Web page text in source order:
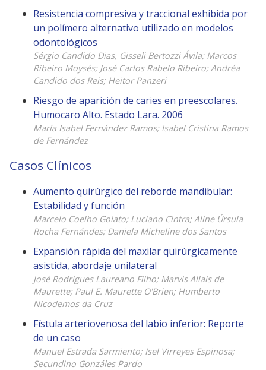
Resistencia compresiva y traccional exhibida por
un polímero alternativo utilizado en modelos
odontológicos
Sérgio Candido Dias, Gisseli Bertozzi Ávila; Marcos
Ribeiro Moysés; José Carlos Rabelo Ribeiro; Andréa
Candido dos Reis; Heitor Panzeri
Riesgo de aparición de caries en preescolares.
Humocaro Alto. Estado Lara. 2006
María Isabel Fernández Ramos; Isabel Cristina Ramos
de Fernández
Casos Clínicos
Aumento quirúrgico del reborde mandibular:
Estabilidad y función
Marcelo Coelho Goiato; Luciano Cintra; Aline Úrsula
Rocha Fernándes; Daniela Micheline dos Santos
Expansión rápida del maxilar quirúrgicamente
asistida, abordaje unilateral
José Rodrigues Laureano Filho; Marvis Allais de
Maurette; Paul E. Maurette O'Brien; Humberto
Nicodemos da Cruz
Fístula arteriovenosa del labio inferior: Reporte
de un caso
Manuel Estrada Sarmiento; Isel Virreyes Espinosa;
Secundino Gonzáles Pardo